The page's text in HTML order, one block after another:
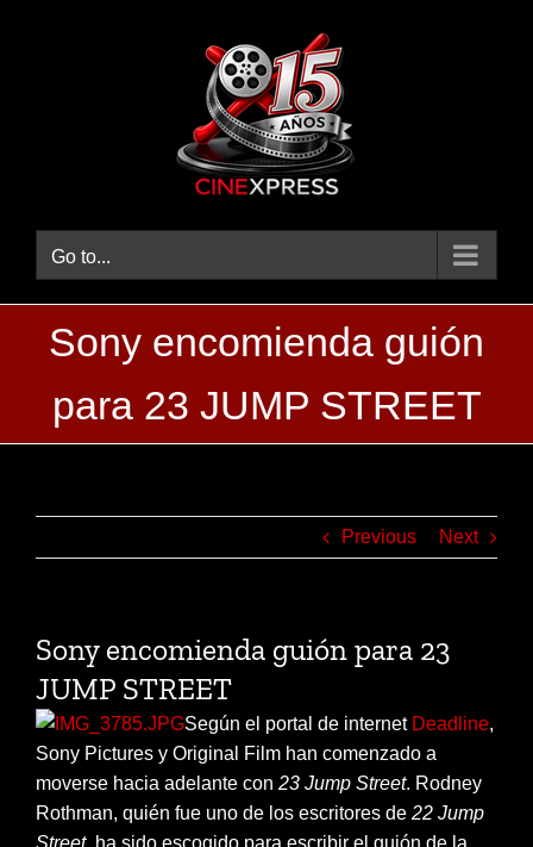
Go to...
Sony encomienda guión
para 23 JUMP STREET
Previous Next
Sony encomienda guión para 23
JUMP STREET
Según el portal de internet Deadline,
Sony Pictures y Original Film han comenzado a
moverse hacia adelante con 23 Jump Street. Rodney
Rothman, quién fue uno de los escritores de 22 Jump
Street, ha sido escogido para escribir el guión de la